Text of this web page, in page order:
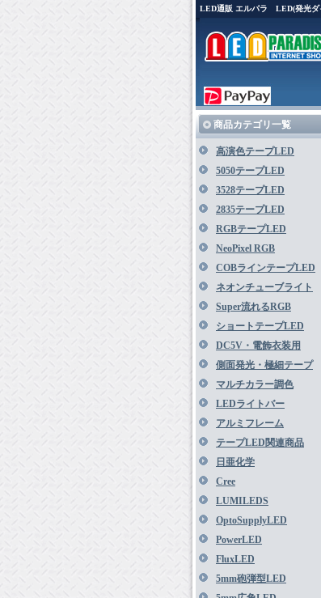
LED通販 エルパラ LED(発光ダ
商品カテゴリ一覧
高演色テープLED
5050テープLED
3528テープLED
2835テープLED
RGBテープLED
NeoPixel RGB
COBラインテープLED
ネオンチューブライト
Super流れるRGB
ショートテープLED
DC5V・電飾衣装用
側面発光・極細テープ
マルチカラー調色
LEDライトバー
アルミフレーム
テープLED関連商品
日亜化学
Cree
LUMILEDS
OptoSupplyLED
PowerLED
FluxLED
5mm砲弾型LED